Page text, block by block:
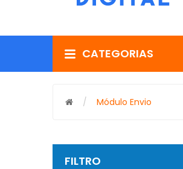
CATEGORIAS
Módulo Envio
FILTRO